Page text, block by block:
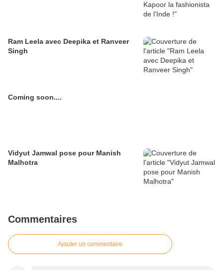
Ram Leela avec Deepika et Ranveer
Singh
Coming soon....
Vidyut Jamwal pose pour Manish
Malhotra
Commentaires
Ajouter un commentaire